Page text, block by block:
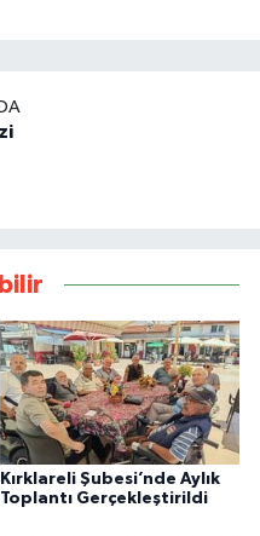
Kırklareli Şubesi’nde Aylık
Toplantı Gerçekleştirildi